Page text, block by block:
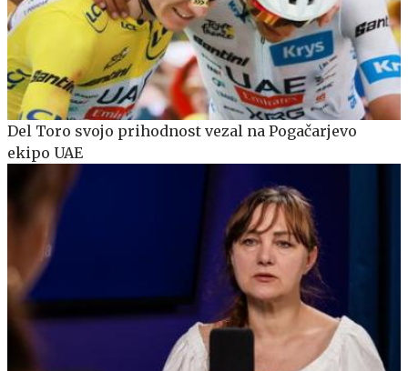
Del Toro svojo prihodnost vezal na Pogačarjevo
ekipo UAE